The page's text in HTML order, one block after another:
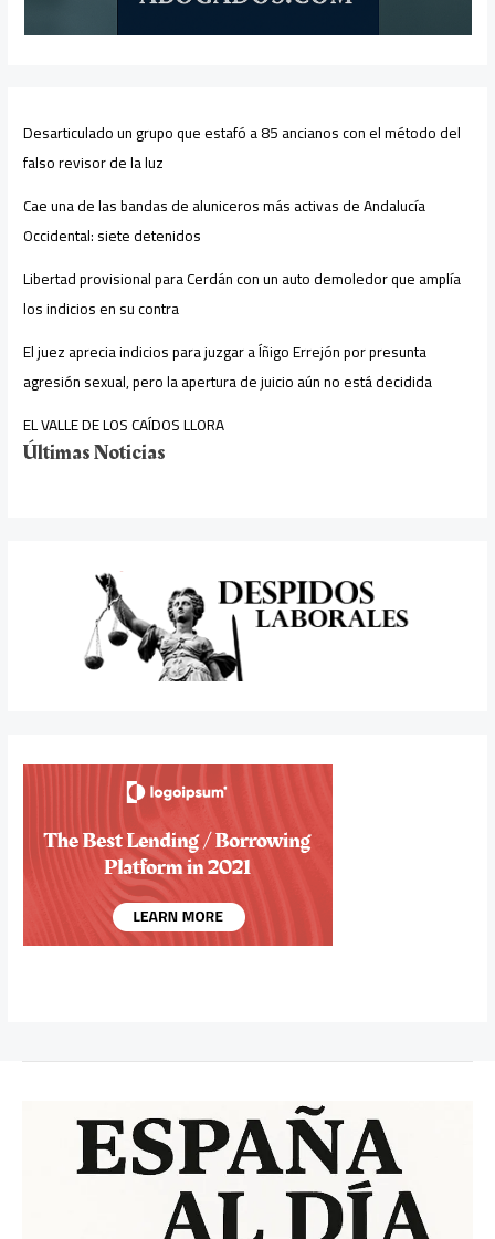
Desarticulado un grupo que estafó a 85 ancianos con el método del
falso revisor de la luz
Cae una de las bandas de aluniceros más activas de Andalucía
Occidental: siete detenidos
Libertad provisional para Cerdán con un auto demoledor que amplía
los indicios en su contra
El juez aprecia indicios para juzgar a Íñigo Errejón por presunta
agresión sexual, pero la apertura de juicio aún no está decidida
EL VALLE DE LOS CAÍDOS LLORA
Últimas Noticias